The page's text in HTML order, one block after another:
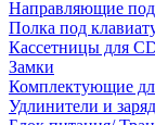
Направляющие под
Полка под
Кассетницы для
Замки
Комплектующие
Удлинители и